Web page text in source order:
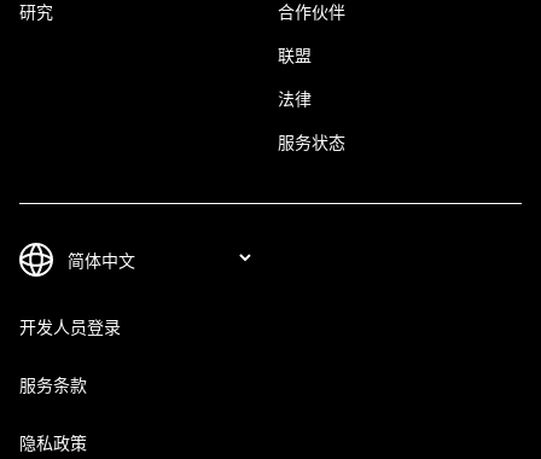
研究 合作伙伴
联盟
法律
服务状态
开发人员登录
服务条款
隐私政策